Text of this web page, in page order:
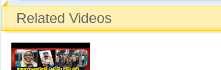
Related Videos